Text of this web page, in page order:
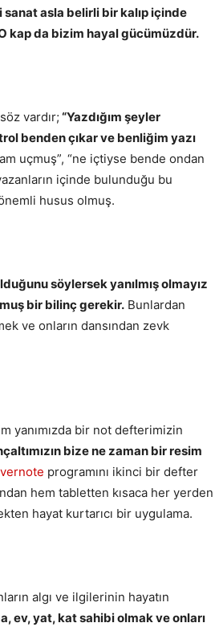
asla belirli bir kalıp içinde
kap da bizim hayal gücümüzdür.
vardır; “Yazdığım şeyler
benden çıkar ve benliğim yazı
uçmuş”, “ne içtiyse bende ondan
içinde bulunduğu bu
husus olmuş.
söylersek yanılmış olmayız
bir bilinç gerekir. Bunlardan
ve onların dansından zevk
yanımızda bir not defterimizin
bize ne zaman bir resim
programını ikinci bir defter
hem tabletten kısaca her yerden
hayat kurtarıcı bir uygulama.
algı ve ilgilerinin hayatın
ev, yat, kat sahibi olmak ve onları